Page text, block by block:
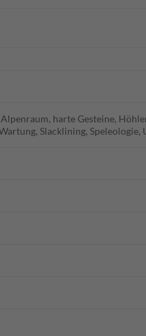
harte Gesteine,
Slacklining, Speleologie,